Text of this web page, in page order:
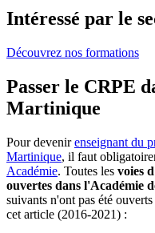
Intéressé par le
Découvrez nos formations
Passer le CRPE
Martinique
Pour devenirenseignant du
Martinique, il faut
Académie. Toutes les voies
ouvertes dans l'Académie
suivants n'ont pas été
cet article (2016-2021) :